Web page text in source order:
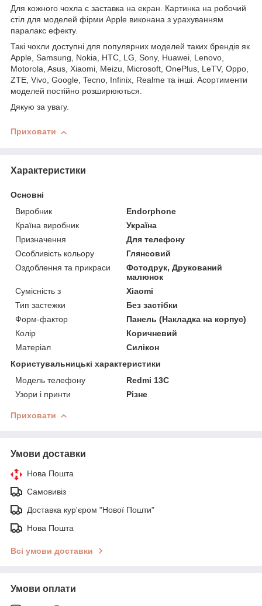
Для кожного чохла є заставка на екран. Картинка на робочий
стіл для моделей фірми Apple виконана з урахуванням
паралакс ефекту.
Такі чохли доступні для популярних моделей таких брендів як
Apple, Samsung, Nokia, HTC, LG, Sony, Huawei, Lenovo,
Motorola, Asus, Xiaomi, Meizu, Microsoft, OnePlus, LeTV, Oppo,
ZTE, Vivo, Google, Tecno, Infinix, Realme та інші. Асортименти
моделей постійно розширюються.
Дякую за увагу.
Приховати
Характеристики
Основні
Виробник
Endorphone
Країна виробник
Україна
Призначення
Для телефону
Особливість кольору
Глянсовий
Оздоблення та прикраси
Фотодрук, Друкований
малюнок
Сумісність з
Xiaomi
Тип застежки
Без застібки
Форм-фактор
Панель (Накладка на корпус)
Колір
Коричневий
Матеріал
Силікон
Користувальницькі характеристики
Модель телефону
Redmi 13C
Узори і принти
Різне
Приховати
Умови доставки
Нова Пошта
Самовивіз
Доставка кур'єром "Нової Пошти"
Нова Пошта
Всі умови доставки
Умови оплати